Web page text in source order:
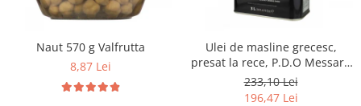
Naut 570 g Valfrutta
8,87 Lei
Ulei de masline grecesc,
presat la rece, P.D.O Messara
3L Kidonakis
233,10 Lei
196,47 Lei